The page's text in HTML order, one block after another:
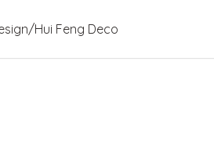
Hui Feng Deco